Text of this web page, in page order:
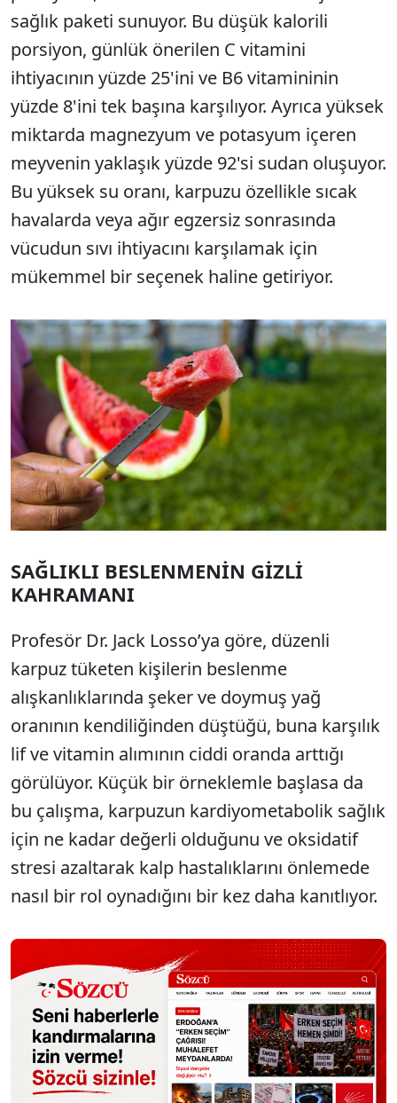
sağlık paketi sunuyor. Bu düşük kalorili
porsiyon, günlük önerilen C vitamini
ihtiyacının yüzde 25'ini ve B6 vitamininin
yüzde 8'ini tek başına karşılıyor. Ayrıca yüksek
miktarda magnezyum ve potasyum içeren
meyvenin yaklaşık yüzde 92'si sudan oluşuyor.
Bu yüksek su oranı, karpuzu özellikle sıcak
havalarda veya ağır egzersiz sonrasında
vücudun sıvı ihtiyacını karşılamak için
mükemmel bir seçenek haline getiriyor.
SAĞLIKLI BESLENMENİN GİZLİ
KAHRAMANI
Profesör Dr. Jack Losso’ya göre, düzenli
karpuz tüketen kişilerin beslenme
alışkanlıklarında şeker ve doymuş yağ
oranının kendiliğinden düştüğü, buna karşılık
lif ve vitamin alımının ciddi oranda arttığı
görülüyor. Küçük bir örneklemle başlasa da
bu çalışma, karpuzun kardiyometabolik sağlık
için ne kadar değerli olduğunu ve oksidatif
stresi azaltarak kalp hastalıklarını önlemede
nasıl bir rol oynadığını bir kez daha kanıtlıyor.